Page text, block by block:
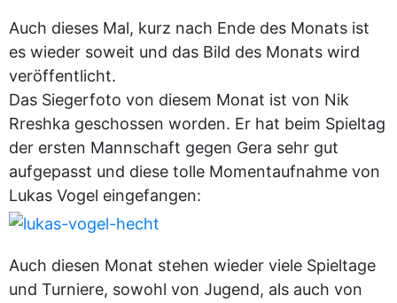
Auch dieses Mal, kurz nach Ende des Monats ist
es wieder soweit und das Bild des Monats wird
veröffentlicht.
Das Siegerfoto von diesem Monat ist von Nik
Rreshka geschossen worden. Er hat beim Spieltag
der ersten Mannschaft gegen Gera sehr gut
aufgepasst und diese tolle Momentaufnahme von
Lukas Vogel eingefangen:
Auch diesen Monat stehen wieder viele Spieltage
und Turniere, sowohl von Jugend, als auch von